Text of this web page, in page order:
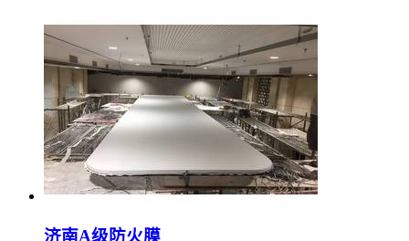
济南A级防火膜